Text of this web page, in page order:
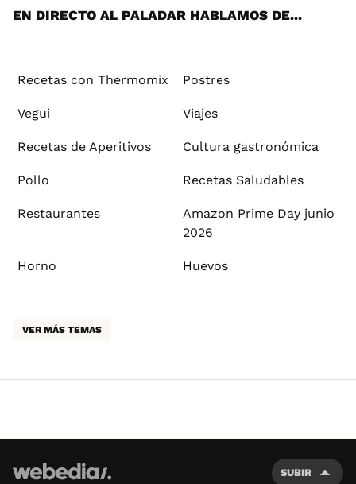
EN DIRECTO AL PALADAR HABLAMOS DE...
Recetas con Thermomix Postres
Vegui Viajes
Recetas de Aperitivos Cultura gastronómica
Pollo Recetas Saludables
Restaurantes
Amazon Prime Day junio
2026
Horno Huevos
VER MÁS TEMAS
SUBIR